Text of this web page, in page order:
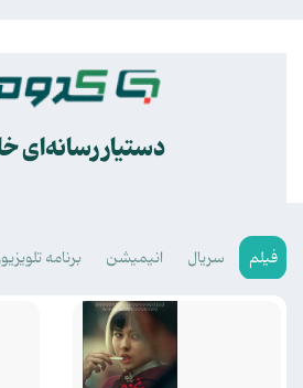
دستیار رسانه‌ای
فیلم سریال انیمیشن برنامه